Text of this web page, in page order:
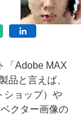
「Adobe MAX
品と言えば、
ショップ）や
クター画像の